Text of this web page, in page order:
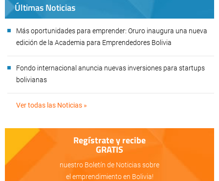
Últimas Noticias
Más oportunidades para emprender: Oruro inaugura una nueva
edición de la Academia para Emprendedores Bolivia
Fondo internacional anuncia nuevas inversiones para startups
bolivianas
Ver todas las Noticias »
Regístrate y recibe
GRATIS
nuestro Boletín de Noticias sobre
el emprendimiento en Bolivia!